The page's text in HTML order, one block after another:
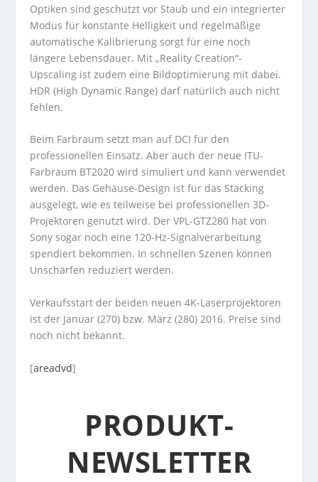
Optiken sind geschützt vor Staub und ein integrierter
Modus für konstante Helligkeit und regelmäßige
automatische Kalibrierung sorgt für eine noch
längere Lebensdauer. Mit „Reality Creation“-
Upscaling ist zudem eine Bildoptimierung mit dabei.
HDR (High Dynamic Range) darf natürlich auch nicht
fehlen.
Beim Farbraum setzt man auf DCI für den
professionellen Einsatz. Aber auch der neue ITU-
Farbraum BT2020 wird simuliert und kann verwendet
werden. Das Gehäuse-Design ist für das Stacking
ausgelegt, wie es teilweise bei professionellen 3D-
Projektoren genutzt wird. Der VPL-GTZ280 hat von
Sony sogar noch eine 120-Hz-Signalverarbeitung
spendiert bekommen. In schnellen Szenen können
Unschärfen reduziert werden.
Verkaufsstart der beiden neuen 4K-Laserprojektoren
ist der Januar (270) bzw. März (280) 2016. Preise sind
noch nicht bekannt.
[areadvd]
PRODUKT-
NEWSLETTER